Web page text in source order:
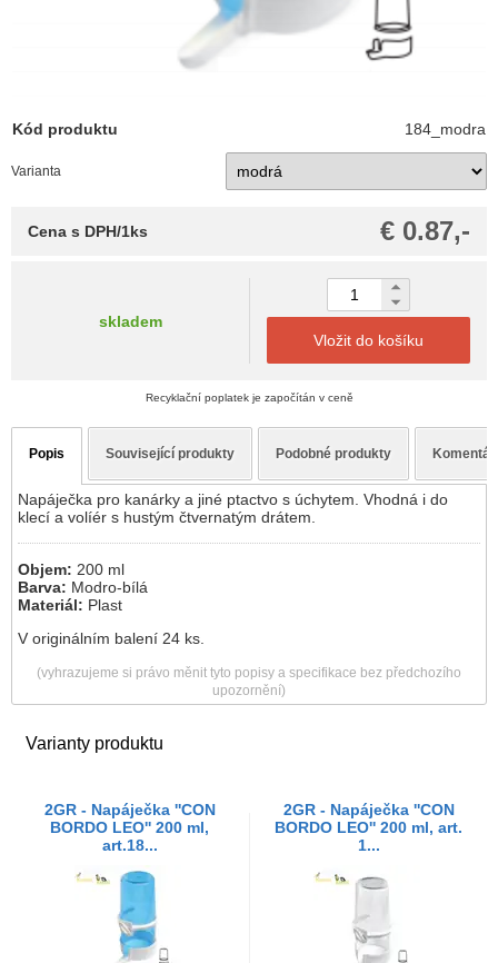
Kód produktu 184_modra
Varianta
€ 0.87,-
Cena s DPH/1ks
skladem
Vložit do košíku
Recyklační poplatek je započítán v ceně
Popis Související produkty Podobné produkty
Napáječka pro kanárky a jiné ptactvo s úchytem. Vhodná i do
klecí a volíér s hustým čtvernatým drátem.
Objem: 200 ml
Barva: Modro-bílá
Materiál: Plast
V originálním balení 24 ks.
(vyhrazujeme si právo měnit tyto popisy a specifikace bez předchozího
upozornění)
Varianty produktu
2GR - Napáječka ''CON
BORDO LEO'' 200 ml,
art.18...
2GR - Napáječka ''CON
BORDO LEO'' 200 ml, art.
1...